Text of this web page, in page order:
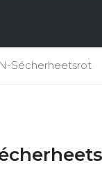
Sécherheetsrot